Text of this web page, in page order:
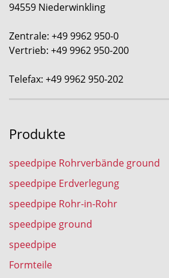
94559 Niederwinkling
Zentrale: +49 9962 950-0
Vertrieb: +49 9962 950-200
Telefax: +49 9962 950-202
Produkte
speedpipe Rohrverbände ground
speedpipe Erdverlegung
speedpipe Rohr-in-Rohr
speedpipe ground
speedpipe
Formteile